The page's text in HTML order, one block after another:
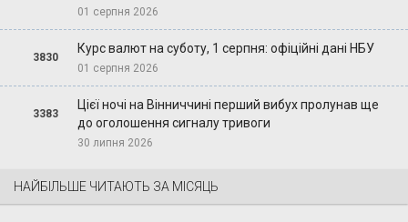
01 серпня 2026
3830
Курс валют на суботу, 1 серпня: офіційні дані НБУ
01 серпня 2026
3383
Цієї ночі на Вінниччині перший вибух пролунав ще
до оголошення сигналу тривоги
30 липня 2026
НАЙБІЛЬШЕ ЧИТАЮТЬ ЗА МІСЯЦЬ